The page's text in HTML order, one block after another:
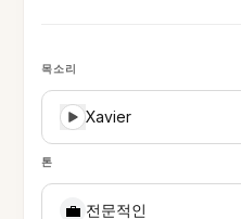
목소리
Xavier
톤
💼 전문적인